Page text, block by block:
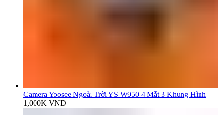
Camera Yoosee Ngoài Trời YS W950 4 Mắt 3 Khung Hình
1,000K VND